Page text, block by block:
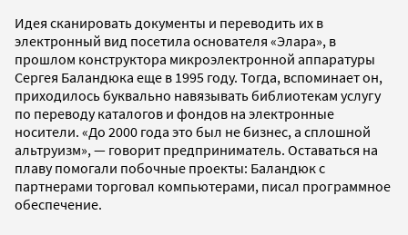
Идея сканировать документы и переводить их в
электронный вид посетила основателя «Элара», в
прошлом конструктора микроэлектронной аппаратуры
Сергея Баландюка еще в 1995 году. Тогда, вспоминает он,
приходилось буквально навязывать библиотекам услугу
по переводу каталогов и фондов на электронные
носители. «До 2000 года это был не бизнес, а сплошной
альтруизм», — говорит предприниматель. Оставаться на
плаву помогали побочные проекты: Баландюк с
партнерами торговал компьютерами, писал программное
обеспечение.